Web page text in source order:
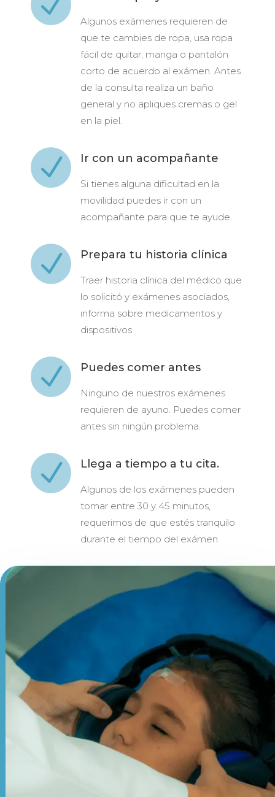
Algunos exámenes requieren de
que te cambies de ropa, usa ropa
fácil de quitar, manga o pantalón
corto de acuerdo al exámen. Antes
de la consulta realiza un baño
general y no apliques cremas o gel
en la piel.
N Ir con un acompañante
Si tienes alguna dificultad en la
movilidad puedes ir con un
acompañante para que te ayude.
N Prepara tu historia clínica
Traer historia clínica del médico que
lo solicitó y exámenes asociados,
informa sobre medicamentos y
dispositivos
N Puedes comer antes
Ninguno de nuestros exámenes
requieren de ayuno. Puedes comer
antes sin ningún problema.
N Llega a tiempo a tu cita.
Algunos de los exámenes pueden
tomar entre 30 y 45 minutos,
requerimos de que estés tranquilo
durante el tiempo del exámen.